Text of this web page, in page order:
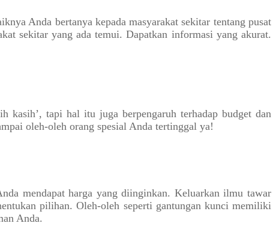
Anda bertanya kepada masyarakat sekitar tentang pusat
sekitar yang ada temui. Dapatkan informasi yang akurat.
kasih’, tapi hal itu juga berpengaruh terhadap budget dan
oleh-oleh orang spesial Anda tertinggal ya!
mendapat harga yang diinginkan. Keluarkan ilmu tawar
pilihan. Oleh-oleh seperti gantungan kunci memiliki
Anda.